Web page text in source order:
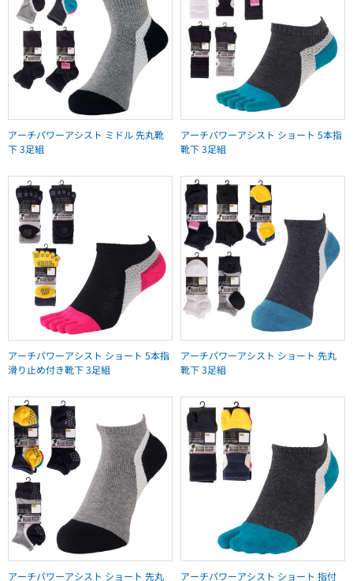
アーチパワーアシスト ミドル 先丸靴
下 3足組
アーチパワーアシスト ショート 5本指
靴下 3足組
アーチパワーアシスト ショート 5本指
滑り止め付き靴下 3足組
アーチパワーアシスト ショート 先丸
靴下 3足組
アーチパワーアシスト ショート 先丸 アーチパワーアシスト ショート 指付